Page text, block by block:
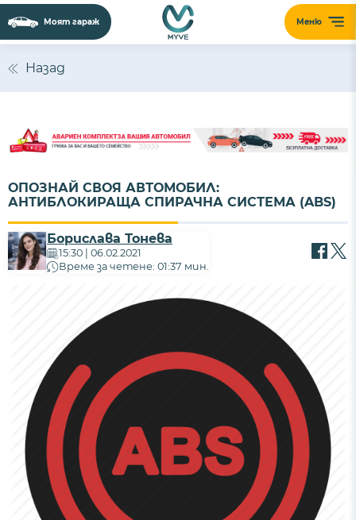
Меню
Моят гараж
Назад
ОПОЗНАЙ СВОЯ АВТОМОБИЛ:
АНТИБЛОКИРАЩА СПИРАЧНА СИСТЕМА (ABS)
Борислава Тонева
15:30 | 06.02.2021
Време за четене: 01:37 мин.